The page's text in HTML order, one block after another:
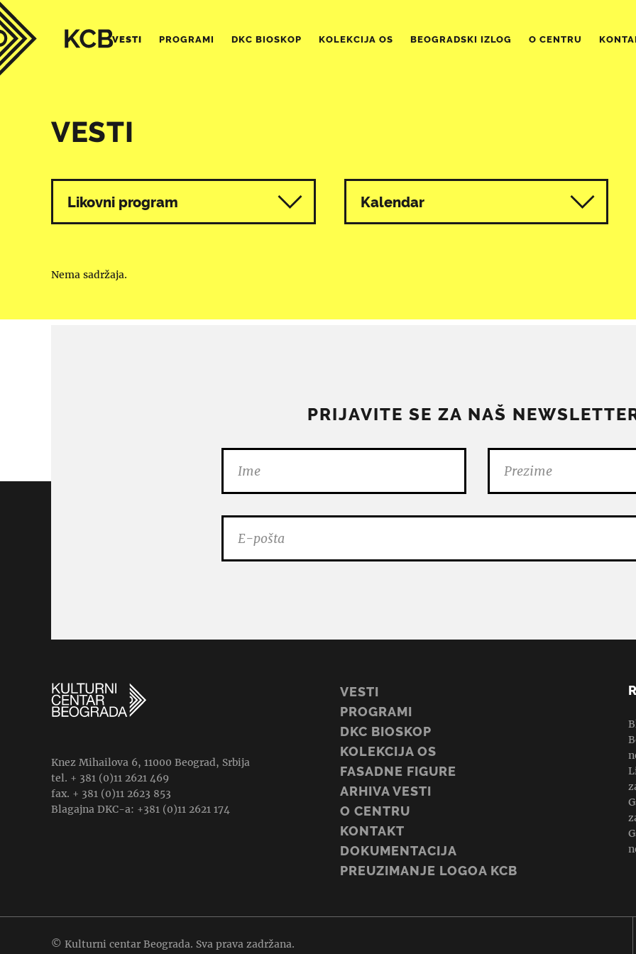
VESTI PROGRAMI DKC BIOSKOP KOLEKCIJA OS BEOGRADSKI IZLOG O CENTRU
VESTI
Svi programi
Likovni program Kalendar
Nema sadržaja.
PRIJAVITE SE ZA NAŠ
Knez Mihailova 6, 11000 Beograd, Srbija
tel. + 381 (0)11 2621 469
fax. + 381 (0)11 2623 853
Blagajna DKC-a: +381 (0)11 2621 174
VESTI
PROGRAMI
DKC BIOSKOP
KOLEKCIJA OS
FASADNE FIGURE
ARHIVA VESTI
O CENTRU
KONTAKT
DOKUMENTACIJA
PREUZIMANJE LOGOA KCB
© Kulturni centar Beograda. Sva prava zadržana.